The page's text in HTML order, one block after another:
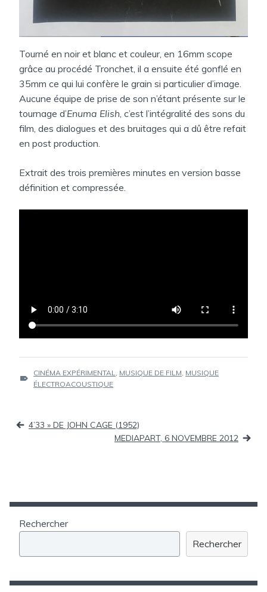
Tourné en noir et blanc et couleur, en 16mm scope
grâce au procédé Tronchet, il a ensuite été gonflé en
35mm ce qui lui confère le grain si particulier d’image.
Aucune équipe de prise de son n’étant présente sur le
tournage d’Enuma Elish , c’est l’intégralité des sons du
film, des dialogues et des bruitages qui a dû être refait
en post production.
Extrait des trois premières minutes en version basse
définition et compressée.
ÉTIQUETTES :
CINÉMA EXPÉRIMENTAL MUSIQUE DE FILM MUSIQUE
ÉLECTROACOUSTIQUE
Navigation
4’33 » DE JOHN CAGE (1952)
MEDIAPART, 6 NOVEMBRE 2012
Rechercher
Rechercher